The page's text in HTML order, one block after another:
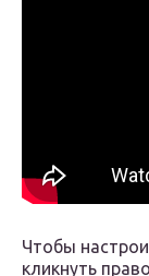
Чтобы
кликнуть